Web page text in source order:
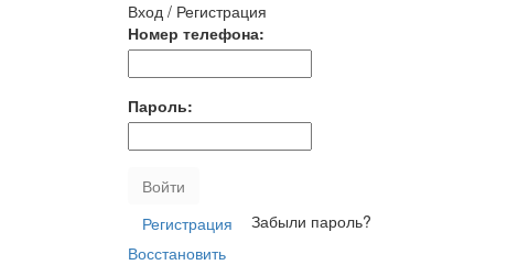
Вход / Регистрация
Номер телефона:
Пароль:
Войти
Регистрация
Забыли пароль?
Восстановить